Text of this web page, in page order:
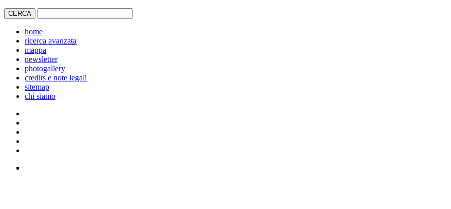
home
ricerca avanzata
mappa
newsletter
photogallery
credits e note legali
sitemap
chi siamo